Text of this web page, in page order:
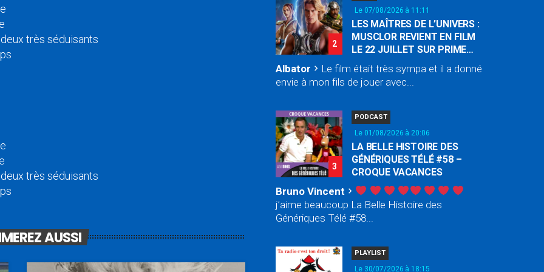
très séduisants
très séduisants
AUSSI
2
Le 07/08/2026 à 11:11
LES MAÎTRES DE L’UNIVERS :
MUSCLOR REVIENT EN FILM
LE 22 JUILLET SUR PRIME
Albator chevron_right Le film était très sympa et il a donné
envie à mon fils de jouer avec...
3
PODCAST
Le 01/08/2026 à 20:06
LA BELLE HISTOIRE DES
GÉNÉRIQUES TÉLÉ #58 –
CROQUE VACANCES
Bruno Vincent chevron_right
j’aime beaucoup La Belle Histoire des
Génériques Télé #58...
PLAYLIST
Le 30/07/2026 à 18:15